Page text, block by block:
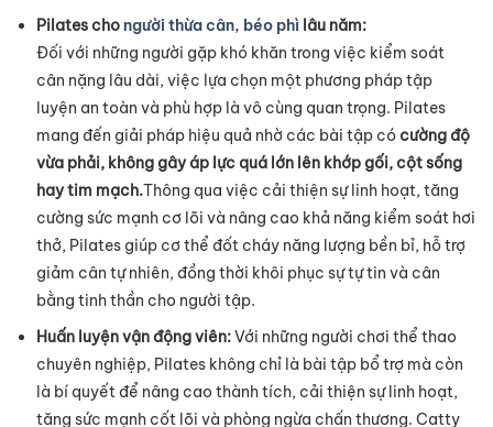
Pilates chongười thừa cân, béo phì lâu năm:
Đối với những người gặp khó khăn trong việc kiểm soát
cân nặng lâu dài, việc lựa chọn một phương pháp tập
luyện an toàn và phù hợp là vô cùng quan trọng. Pilates
mang đến giải pháp hiệu quả nhờ các bài tập có cường độ
vừa phải, không gây áp lực quá lớn lên khớp gối, cột sống
hay tim mạch.Thông qua việc cải thiện sự linh hoạt, tăng
cường sức mạnh cơ lõi và nâng cao khả năng kiểm soát hơi
thở, Pilates giúp cơ thể đốt cháy năng lượng bền bỉ, hỗ trợ
giảm cân tự nhiên, đồng thời khôi phục sự tự tin và cân
bằng tinh thần cho người tập.
Huấn luyện vận động viên:Với những người chơi thể thao
chuyên nghiệp, Pilates không chỉ là bài tập bổ trợ mà còn
là bí quyết để nâng cao thành tích, cải thiện sự linh hoạt,
tăng sức mạnh cốt lõi và phòng ngừa chấn thương. Catty